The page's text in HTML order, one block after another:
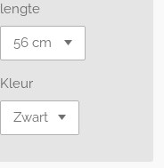
lengte
Kleur